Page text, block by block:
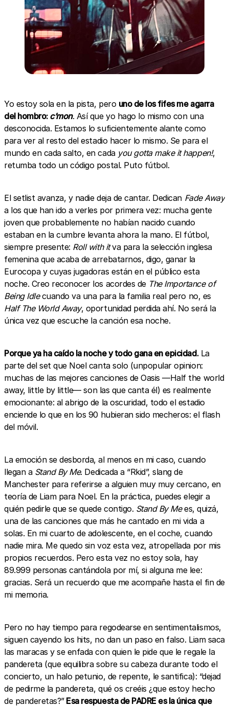
Yo estoy sola en la pista, pero uno de los fifes me agarra
del hombro: c’mon. Así que yo hago lo mismo con una
desconocida. Estamos lo suficientemente alante como
para ver al resto del estadio hacer lo mismo. Se para el
mundo en cada salto, en cada you gotta make it happen!,
retumba todo un código postal. Puto fútbol.
El setlist avanza, y nadie deja de cantar. Dedican Fade Away
a los que han ido a verles por primera vez: mucha gente
joven que probablemente no habían nacido cuando
estaban en la cumbre levanta ahora la mano. El fútbol,
siempre presente: Roll with itva para la selección inglesa
femenina que acaba de arrebatarnos, digo, ganar la
Eurocopa y cuyas jugadoras están en el público esta
noche. Creo reconocer los acordes de The Importance of
Being Idlecuando va una para la familia real pero no, es
Half The World Away, oportunidad perdida ahí. No será la
única vez que escuche la canción esa noche.
Porque ya ha caído la noche y todo gana en epicidad.La
parte del set que Noel canta solo (unpopular opinion:
muchas de las mejores canciones de Oasis —Half the world
away, little by little— son las que canta él) es realmente
emocionante: al abrigo de la oscuridad, todo el estadio
enciende lo que en los 90 hubieran sido mecheros: el flash
del móvil.
La emoción se desborda, al menos en mi caso, cuando
llegan a Stand By Me. Dedicada a “Rkid”, slang de
Manchester para referirse a alguien muy muy cercano, en
teoría de Liam para Noel. En la práctica, puedes elegir a
quién pedirle que se quede contigo. Stand By Mees, quizá,
una de las canciones que más he cantado en mi vida a
solas. En mi cuarto de adolescente, en el coche, cuando
nadie mira. Me quedo sin voz esta vez, atropellada por mis
propios recuerdos. Pero esta vez no estoy sola, hay
89.999 personas cantándola por mí, si alguna me lee:
gracias. Será un recuerdo que me acompañe hasta el fin de
mi memoria.
Pero no hay tiempo para regodearse en sentimentalismos,
siguen cayendo los hits, no dan un paso en falso. Liam saca
las maracas y se enfada con quien le pide que le regale la
pandereta (que equilibra sobre su cabeza durante todo el
concierto, un halo petunio, de repente, le santifica): “dejad
de pedirme la pandereta, qué os creéis ¿que estoy hecho
de panderetas?”Esa respuesta de PADRE es la única que